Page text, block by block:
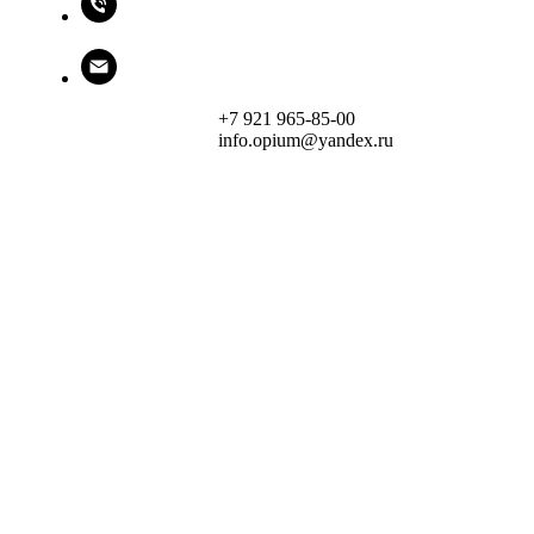
+7 921 965-85-00
info.opium@yandex.ru